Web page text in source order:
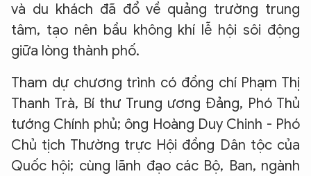
và du khách đã đổ về quảng trường trung
tâm, tạo nên bầu không khí lễ hội sôi động
giữa lòng thành phố.
Tham dự chương trình có đồng chí Phạm Thị
Thanh Trà, Bí thư Trung ương Đảng, Phó Thủ
tướng Chính phủ; ông Hoàng Duy Chinh - Phó
Chủ tịch Thường trực Hội đồng Dân tộc của
Quốc hội; cùng lãnh đạo các Bộ, Ban, ngành